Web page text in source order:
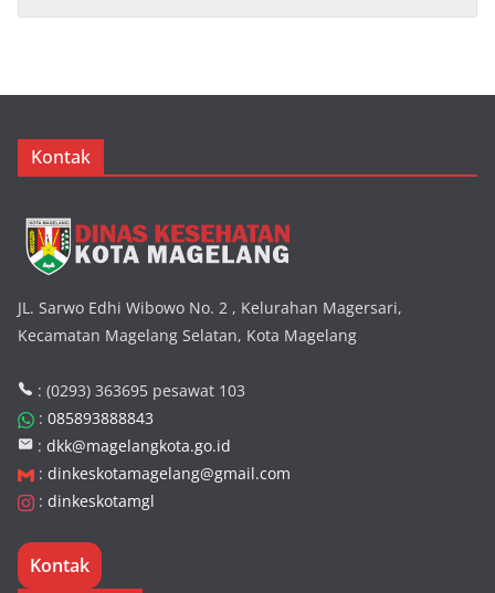
Kontak
JL. Sarwo Edhi Wibowo No. 2 , Kelurahan Magersari,
Kecamatan Magelang Selatan, Kota Magelang
: (0293) 363695 pesawat 103
: 085893888843
: dkk@magelangkota.go.id
: dinkeskotamagelang@gmail.com
: dinkeskotamgl
Kontak